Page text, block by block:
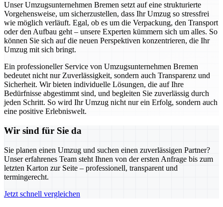
Unser Umzugsunternehmen Bremen setzt auf eine strukturierte
Vorgehensweise, um sicherzustellen, dass Ihr Umzug so stressfrei
wie möglich verläuft. Egal, ob es um die Verpackung, den Transport
oder den Aufbau geht – unsere Experten kümmern sich um alles. So
können Sie sich auf die neuen Perspektiven konzentrieren, die Ihr
Umzug mit sich bringt.
Ein professioneller Service von Umzugsunternehmen Bremen
bedeutet nicht nur Zuverlässigkeit, sondern auch Transparenz und
Sicherheit. Wir bieten individuelle Lösungen, die auf Ihre
Bedürfnisse abgestimmt sind, und begleiten Sie zuverlässig durch
jeden Schritt. So wird Ihr Umzug nicht nur ein Erfolg, sondern auch
eine positive Erlebniswelt.
Wir sind für Sie da
Sie planen einen Umzug und suchen einen zuverlässigen Partner?
Unser erfahrenes Team steht Ihnen von der ersten Anfrage bis zum
letzten Karton zur Seite – professionell, transparent und
termingerecht.
Jetzt schnell vergleichen